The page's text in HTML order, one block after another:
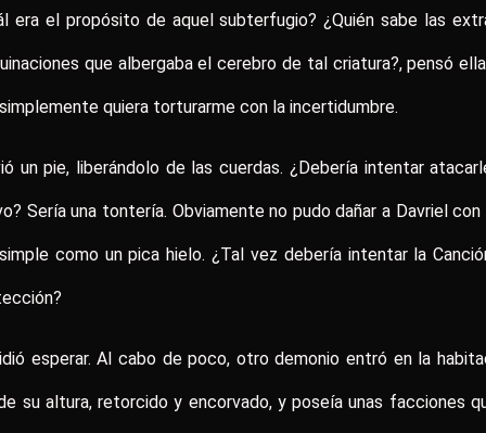
era el propósito de aquel subterfugio? ¿Quién sabe las
que albergaba el cerebro de tal criatura?, pensó
quiera torturarme con la incertidumbre.
un pie, liberándolo de las cuerdas. ¿Debería intentar
Sería una tontería. Obviamente no pudo dañar a Davriel con
como un pica hielo. ¿Tal vez debería intentar la
esperar. Al cabo de poco, otro demonio entró en la
su altura, retorcido y encorvado, y poseía unas facciones